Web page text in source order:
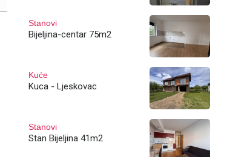
Stanovi
Bijeljina-centar 75m2
Kuće
Kuca - Ljeskovac
Stanovi
Stan Bijeljina 41m2